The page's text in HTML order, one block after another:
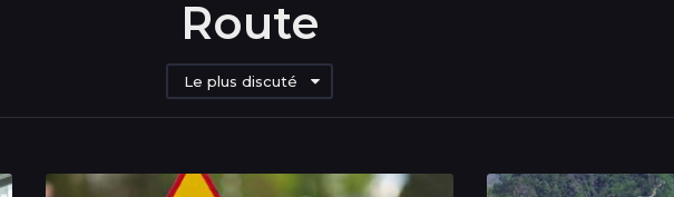
Route
Le plus discuté